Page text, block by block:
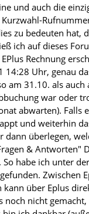
und auch die
zu bedeuten hat,
ich auf dieses
Rechnung
Uhr, genau
am 31.10. als
war oder
abwarten). Falls
und weiterhin
überlegen,
& Antworten"
habe ich unter
Zwischen
kann über Eplus
nicht